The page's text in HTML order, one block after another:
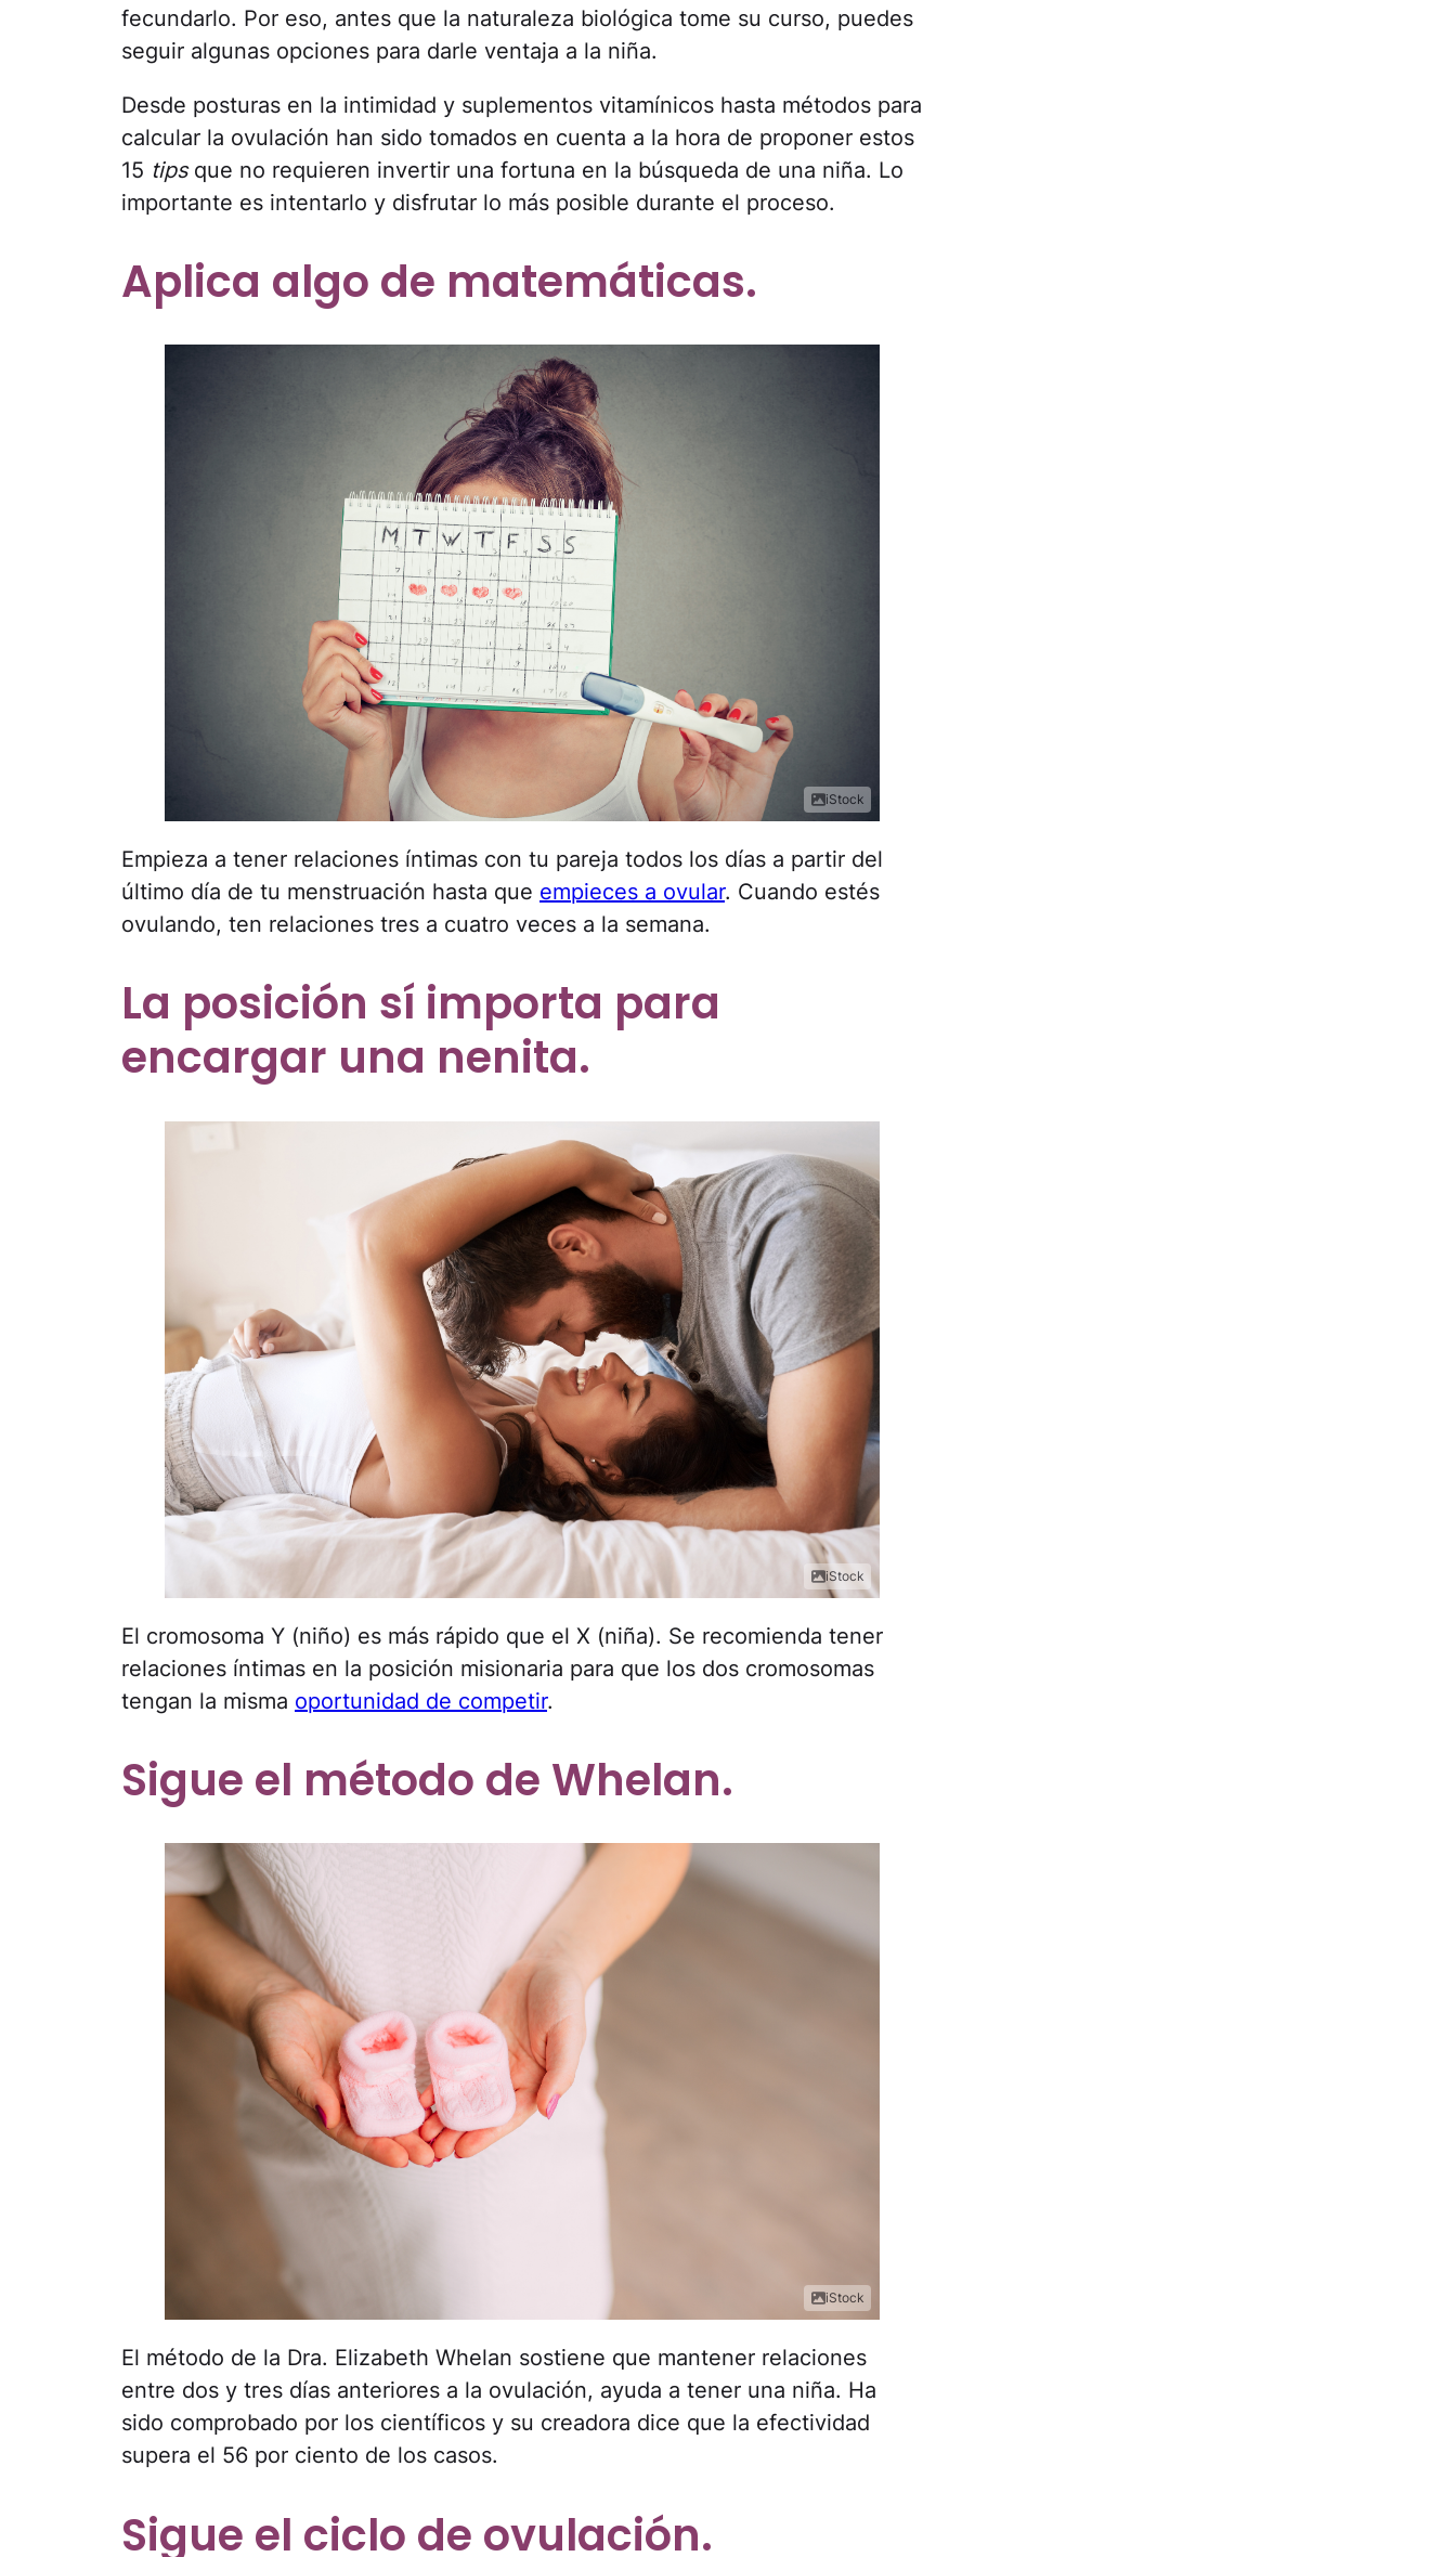
fecundarlo. Por eso, antes que la naturaleza biológica tome su curso, puedes
seguir algunas opciones para darle ventaja a la niña.
Desde posturas en la intimidad y suplementos vitamínicos hasta métodos para
calcular la ovulación han sido tomados en cuenta a la hora de proponer estos
15 tipsque no requieren invertir una fortuna en la búsqueda de una niña. Lo
importante es intentarlo y disfrutar lo más posible durante el proceso.
Aplica algo de matemáticas.
iStock
Empieza a tener relaciones íntimas con tu pareja todos los días a partir del
último día de tu menstruación hasta que empieces a ovular. Cuando estés
ovulando, ten relaciones tres a cuatro veces a la semana.
La posición sí importa para
encargar una nenita.
iStock
El cromosoma Y (niño) es más rápido que el X (niña). Se recomienda tener
relaciones íntimas en la posición misionaria para que los dos cromosomas
tengan la misma oportunidad de competir.
Sigue el método de Whelan.
iStock
El método de la Dra. Elizabeth Whelan sostiene que mantener relaciones
entre dos y tres días anteriores a la ovulación, ayuda a tener una niña. Ha
sido comprobado por los científicos y su creadora dice que la efectividad
supera el 56 por ciento de los casos.
Sigue el ciclo de ovulación.